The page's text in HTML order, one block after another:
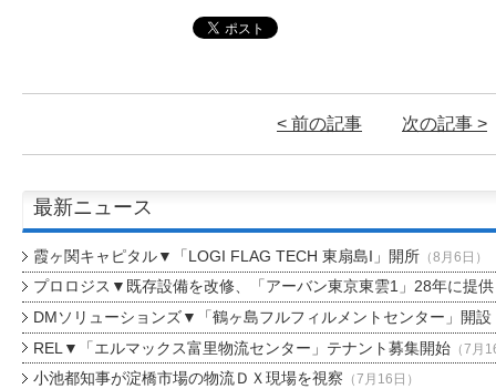
< 前の記事 次の記事 >
最新ニュース
霞ヶ関キャピタル▼「LOGI FLAG TECH 東扇島I」開所（8月6日）
プロロジス▼既存設備を改修、「アーバン東京東雲1」28年に提供
DMソリューションズ▼「鶴ヶ島フルフィルメントセンター」開設
REL▼「エルマックス富里物流センター」テナント募集開始（7月
小池都知事が淀橋市場の物流ＤＸ現場を視察 （7月16日）